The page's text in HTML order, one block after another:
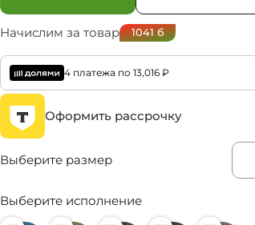
В данном исполнении
Начислим за товар 1041б
4 платежа по 13,016₽
Оформить рассрочку
Выберите размер
Выберите исполнение